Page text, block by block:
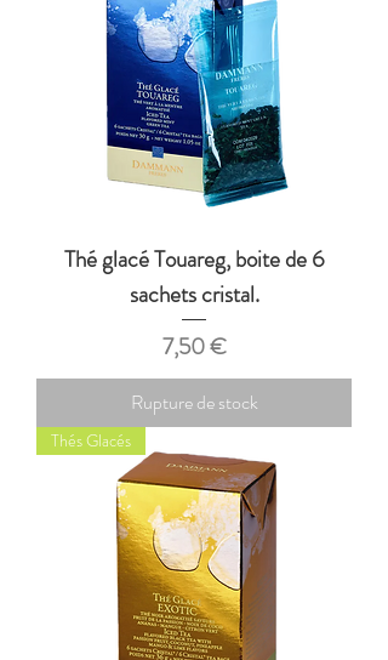
Thé glacé Touareg, boite de 6
sachets cristal.
Prix
7,50 €
Rupture de stock
Thés Glacés